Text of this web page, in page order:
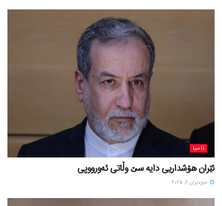
ئاسیا
ئێران هۆشداریی دایە سێ وڵاتی ئەورووپی
حوزه‌یران 6, 2025